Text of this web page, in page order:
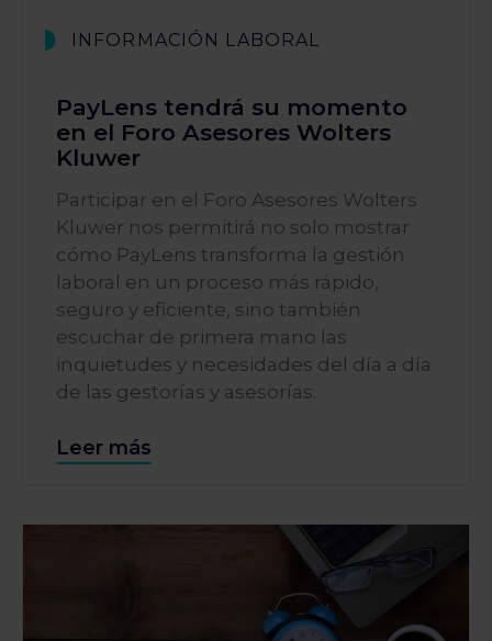
INFORMACIÓN LABORAL
PayLens tendrá su momento
en el Foro Asesores Wolters
Kluwer
Participar en el Foro Asesores Wolters
Kluwer nos permitirá no solo mostrar
cómo PayLens transforma la gestión
laboral en un proceso más rápido,
seguro y eficiente, sino también
escuchar de primera mano las
inquietudes y necesidades del día a día
de las gestorías y asesorías.
Leer más